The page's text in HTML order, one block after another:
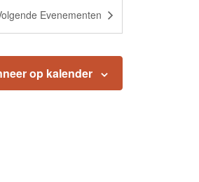
Evenementen
op kalender